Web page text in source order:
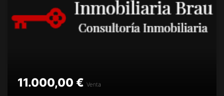
11.000,00 € Venta